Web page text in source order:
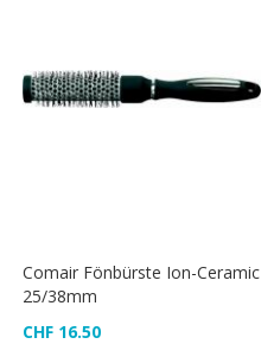
Comair Fönbürste Ion-Ceramic
25/38mm
CHF 16.50